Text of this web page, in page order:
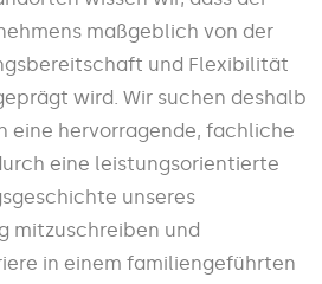
maßgeblich von der
und Flexibilität
wird. Wir suchen deshalb
eine hervorragende, fachliche
eine leistungsorientierte
unseres
mitzuschreiben und
in einem familiengeführten